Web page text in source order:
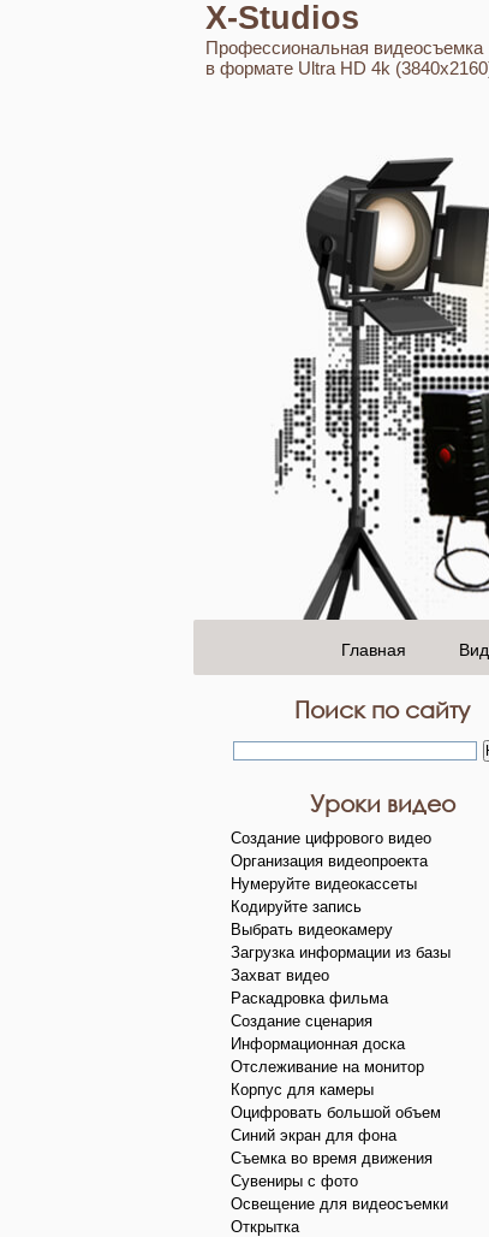
X-Studios
Профессиональная видеосъемка
в формате Ultra HD 4k
Главная
Поиск по сайту
Уроки видео
Создание цифрового видео
Организация видеопроекта
Нумеруйте видеокассеты
Кодируйте запись
Выбрать видеокамеру
Загрузка информации из базы
Захват видео
Раскадровка фильма
Создание сценария
Информационная доска
Отслеживание на монитор
Корпус для камеры
Оцифровать большой объем
Синий экран для фона
Съемка во время движения
Сувениры с фото
Освещение для видеосъемки
Открытка